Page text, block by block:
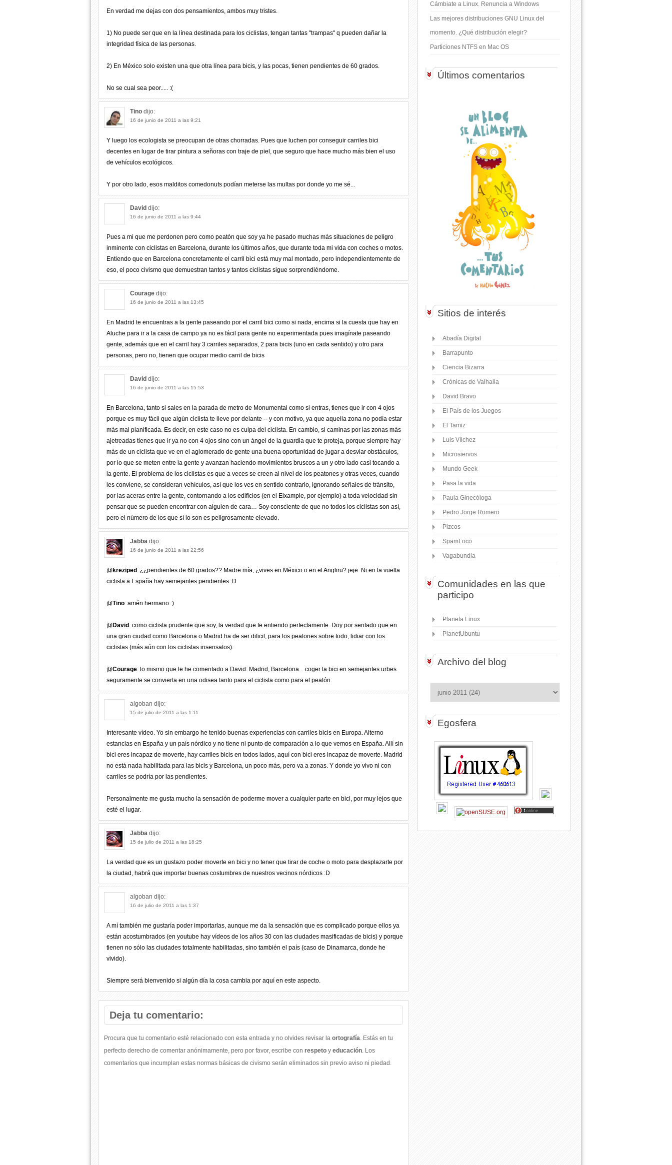
En verdad me dejas con dos pensamientos, ambos muy tristes.
1) No puede ser que en la línea destinada para los ciclistas, tengan tantas "trampas" q pueden dañar la
integridad física de las personas.
2) En México solo existen una que otra línea para bicis, y las pocas, tienen pendientes de 60 grados.
No se cual sea peor..... :(
Tino dijo:
16 de junio de 2011 a las 9:21
Y luego los ecologista se preocupan de otras chorradas. Pues que luchen por conseguir carriles bici
decentes en lugar de tirar pintura a señoras con traje de piel, que seguro que hace mucho más bien el uso
de vehículos ecológicos.
Y por otro lado, esos malditos comedonuts podían meterse las multas por donde yo me sé...
David dijo:
16 de junio de 2011 a las 9:44
Pues a mi que me perdonen pero como peatón que soy ya he pasado muchas más situaciones de peligro
inminente con ciclistas en Barcelona, durante los últimos años, que durante toda mi vida con coches o motos.
Entiendo que en Barcelona concretamente el carril bici está muy mal montado, pero independientemente de
eso, el poco civismo que demuestran tantos y tantos ciclistas sigue sorprendiéndome.
Courage dijo:
16 de junio de 2011 a las 13:45
En Madrid te encuentras a la gente paseando por el carril bici como si nada, encima si la cuesta que hay en
Aluche para ir a la casa de campo ya no es fácil para gente no experimentada pues imagínate paseando
gente, además que en el carril hay 3 carriles separados, 2 para bicis (uno en cada sentido) y otro para
personas, pero no, tienen que ocupar medio carril de bicis
David dijo:
16 de junio de 2011 a las 15:53
En Barcelona, tanto si sales en la parada de metro de Monumental como si entras, tienes que ir con 4 ojos
porque es muy fácil que algún ciclista te lleve por delante -- y con motivo, ya que aquella zona no podía estar
más mal planificada. Es decir, en este caso no es culpa del ciclista. En cambio, si caminas por las zonas más
ajetreadas tienes que ir ya no con 4 ojos sino con un ángel de la guardia que te proteja, porque siempre hay
más de un ciclista que ve en el aglomerado de gente una buena oportunidad de jugar a desviar obstáculos,
por lo que se meten entre la gente y avanzan haciendo movimientos bruscos a un y otro lado casi tocando a
la gente. El problema de los ciclistas es que a veces se creen al nivel de los peatones y otras veces, cuando
les conviene, se consideran vehículos, así que los ves en sentido contrario, ignorando señales de tránsito,
por las aceras entre la gente, contornando a los edificios (en el Eixample, por ejemplo) a toda velocidad sin
pensar que se pueden encontrar con alguien de cara… Soy consciente de que no todos los ciclistas son así,
pero el número de los que sí lo son es peligrosamente elevado.
Jabba dijo:
16 de junio de 2011 a las 22:56
@kreziped : ¿¿pendientes de 60 grados?? Madre mía, ¿vives en México o en el Angliru? jeje. Ni en la vuelta
ciclista a España hay semejantes pendientes :D
@Tino: amén hermano :)
@David : como ciclista prudente que soy, la verdad que te entiendo perfectamente. Doy por sentado que en
una gran ciudad como Barcelona o Madrid ha de ser dificil, para los peatones sobre todo, lidiar con los
ciclistas (más aún con los ciclistas insensatos).
@Courage: lo mismo que le he comentado a David: Madrid, Barcelona... coger la bici en semejantes urbes
seguramente se convierta en una odisea tanto para el ciclista como para el peatón.
algoban dijo:
15 de julio de 2011 a las 1:11
Interesante vídeo. Yo sin embargo he tenido buenas experiencias con carriles bicis en Europa. Alterno
estancias en España y un país nórdico y no tiene ni punto de comparación a lo que vemos en España. Allí sin
bici eres incapaz de moverte, hay carriles bicis en todos lados, aquí con bici eres incapaz de moverte. Madrid
no está nada habilitada para las bicis y Barcelona, un poco más, pero va a zonas. Y donde yo vivo ni con
carriles se podría por las pendientes.
Personalmente me gusta mucho la sensación de poderme mover a cualquier parte en bici, por muy lejos que
esté el lugar.
Jabba dijo:
15 de julio de 2011 a las 18:25
La verdad que es un gustazo poder moverte en bici y no tener que tirar de coche o moto para desplazarte por
la ciudad, habrá que importar buenas costumbres de nuestros vecinos nórdicos :D
algoban dijo:
16 de julio de 2011 a las 1:37
A mí también me gustaría poder importarlas, aunque me da la sensación que es complicado porque ellos ya
están acostumbrados (en youtube hay vídeos de los años 30 con las ciudades masificadas de bicis) y porque
tienen no sólo las ciudades totalmente habilitadas, sino también el país (caso de Dinamarca, donde he
vivido).
Siempre será bienvenido si algún día la cosa cambia por aquí en este aspecto.
Deja tu comentario:
Procura que tu comentario esté relacionado con esta entrada y no olvides revisar la ortografía. Estás en tu
perfecto derecho de comentar anónimamente, pero por favor, escribe con respeto y educación. Los
comentarios que incumplan estas normas básicas de civismo serán eliminados sin previo aviso ni piedad.
Cámbiate a Linux. Renuncia a Windows
Las mejores distribuciones GNU Linux del
momento. ¿Qué distribución elegir?
Particiones NTFS en Mac OS
Últimos comentarios
Sitios de interés
Abadía Digital
Barrapunto
Ciencia Bizarra
Crónicas de Valhalla
David Bravo
El País de los Juegos
El Tamiz
Luis Vílchez
Microsiervos
Mundo Geek
Pasa la vida
Paula Ginecóloga
Pedro Jorge Romero
Pizcos
SpamLoco
Vagabundia
Comunidades en las que
participo
Planeta Linux
PlanetUbuntu
Archivo del blog
Egosfera